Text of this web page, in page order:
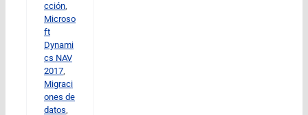
cción,
Microso
ft
Dynami
cs NAV
2017,
Migraci
ones de
datos,